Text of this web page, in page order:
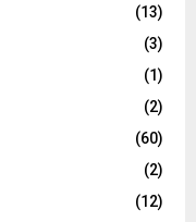
(13)
(3)
(1)
(2)
(60)
(2)
(12)